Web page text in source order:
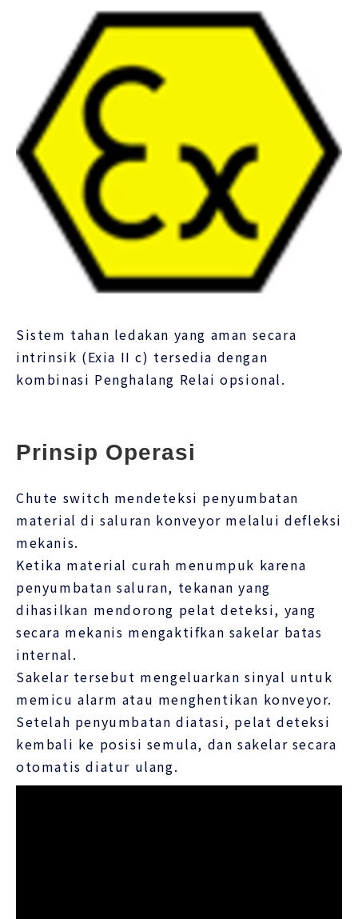
Sistem tahan ledakan yang aman secara
intrinsik (Exia II c) tersedia dengan
kombinasi Penghalang Relai opsional.
Prinsip Operasi
Chute switch mendeteksi penyumbatan
material di saluran konveyor melalui defleksi
mekanis.
Ketika material curah menumpuk karena
penyumbatan saluran, tekanan yang
dihasilkan mendorong pelat deteksi, yang
secara mekanis mengaktifkan sakelar batas
internal.
Sakelar tersebut mengeluarkan sinyal untuk
memicu alarm atau menghentikan konveyor.
Setelah penyumbatan diatasi, pelat deteksi
kembali ke posisi semula, dan sakelar secara
otomatis diatur ulang.